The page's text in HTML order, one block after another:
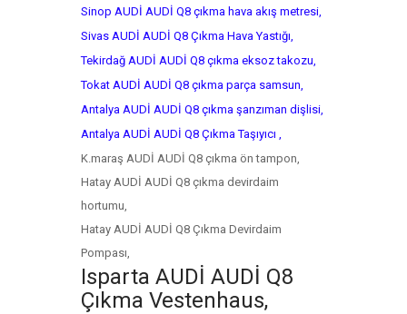
Sinop AUDİ AUDİ Q8 çıkma hava akış metresi,
Sivas AUDİ AUDİ Q8 Çıkma Hava Yastığı,
Tekirdağ AUDİ AUDİ Q8 çıkma eksoz takozu,
Tokat AUDİ AUDİ Q8 çıkma parça samsun,
Antalya AUDİ AUDİ Q8 çıkma şanzıman dişlisi,
Antalya AUDİ AUDİ Q8 Çıkma Taşıyıcı ,
K.maraş AUDİ AUDİ Q8 çıkma ön tampon,
Hatay AUDİ AUDİ Q8 çıkma devirdaim
hortumu,
Hatay AUDİ AUDİ Q8 Çıkma Devirdaim
Pompası,
Isparta AUDİ AUDİ Q8
Çıkma Vestenhaus,